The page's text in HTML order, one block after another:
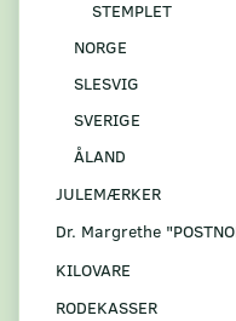
STEMPLET
NORGE
SLESVIG
SVERIGE
ÅLAND
JULEMÆRKER
Dr. Margrethe
KILOVARE
RODEKASSER